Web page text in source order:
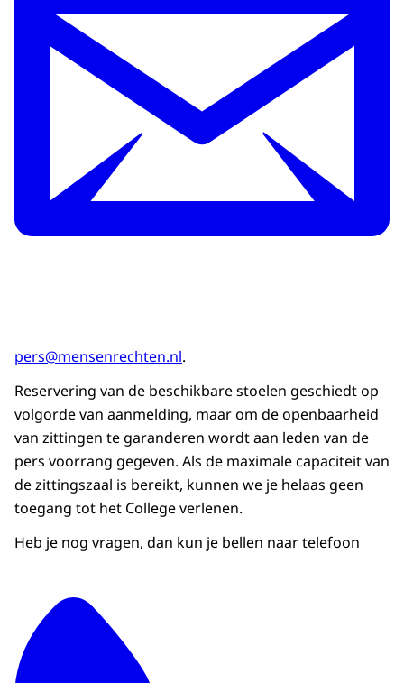
pers@mensenrechten.nl.
Reservering van de beschikbare stoelen geschiedt op
volgorde van aanmelding, maar om de openbaarheid
van zittingen te garanderen wordt aan leden van de
pers voorrang gegeven. Als de maximale capaciteit van
de zittingszaal is bereikt, kunnen we je helaas geen
toegang tot het College verlenen.
Heb je nog vragen, dan kun je bellen naar telefoon